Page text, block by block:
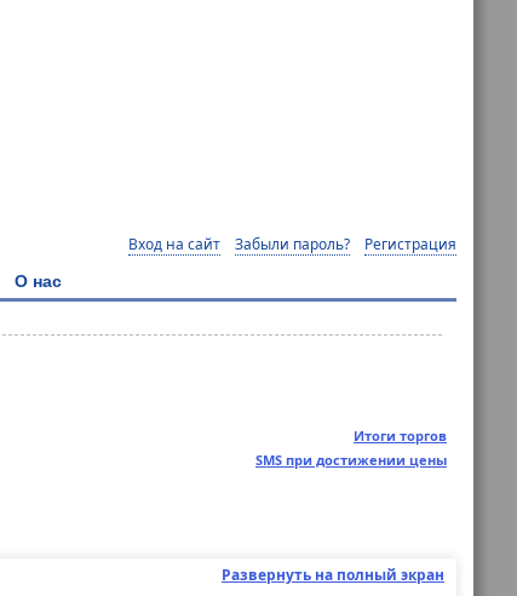
Вход на сайт Забыли пароль? Регистрация
О нас
Итоги торгов
SMS при достижении цены
Развернуть на полный экран